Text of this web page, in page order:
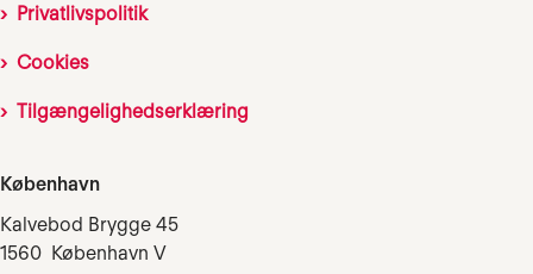
Privatlivspolitik
Cookies
Tilgængelighedserklæring
København
Kalvebod Brygge 45
1560 København V